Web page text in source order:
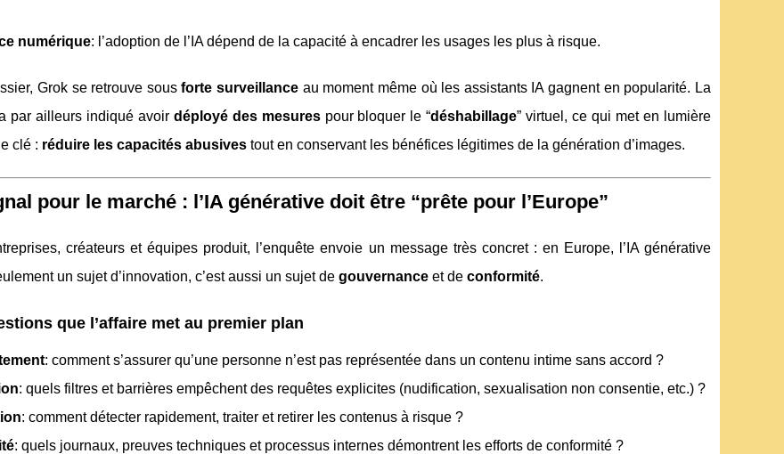
numérique: l’adoption de l’IA dépend de la capacité à encadrer les usages les plus à risque.
Grok se retrouve sousforte surveillance au moment même où les assistants IA gagnent en popularité. La
par ailleurs indiqué avoir déployé des mesurespour bloquer le “déshabillage” virtuel, ce qui met en lumière
clé : réduire les capacités abusives tout en conservant les bénéfices légitimes de la génération d’images.
pour le marché : l’IA générative doit être “prête pour l’Europe”
créateurs et équipes produit, l’enquête envoie un message très concret : en Europe, l’IA générative
un sujet d’innovation, c’est aussi un sujet de gouvernance et de conformité.
que l’affaire met au premier plan
: comment s’assurer qu’une personne n’est pas représentée dans un contenu intime sans accord ?
: quels filtres et barrières empêchent des requêtes explicites (nudification, sexualisation non consentie, etc.) ?
: comment détecter rapidement, traiter et retirer les contenus à risque ?
: quels journaux, preuves techniques et processus internes démontrent les efforts de conformité ?